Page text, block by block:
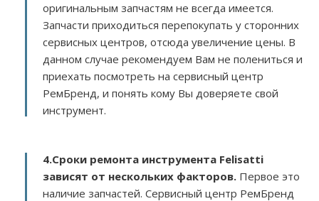
оригинальным запчастям не всегда имеется.
Запчасти приходиться перепокупать у сторонних
сервисных центров, отсюда увеличение цены. В
данном случае рекомендуем Вам не полениться и
приехать посмотреть на сервисный центр
РемБренд, и понять кому Вы доверяете свой
инструмент.
4.Сроки ремонта инструмента Felisatti
зависят от нескольких факторов. Первое это
наличие запчастей. Сервисный центр РемБренд